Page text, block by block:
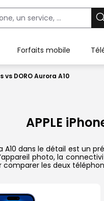
Forfaits mobile
vs DORO Aurora A10
APPLE
A10 dans le détail est
photo, la
les deux